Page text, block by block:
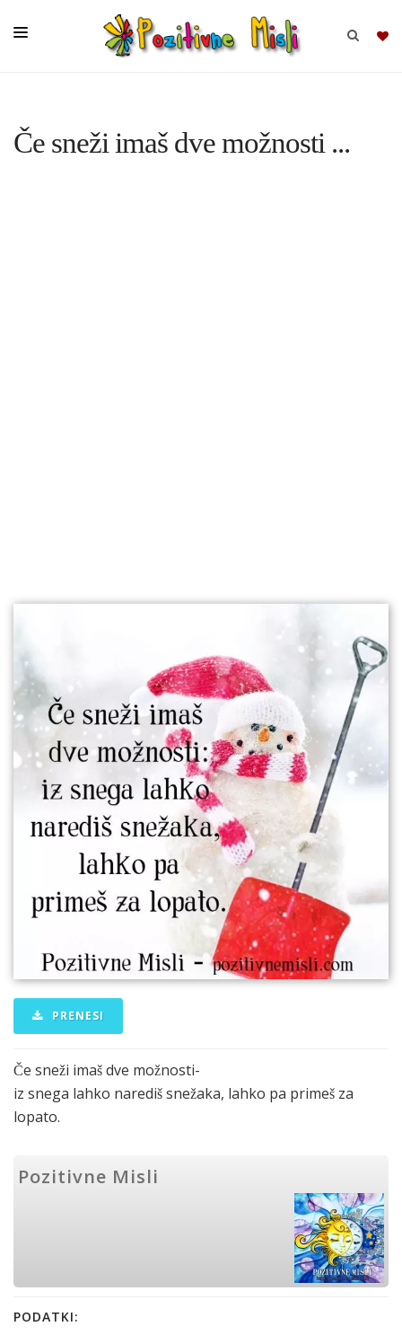
Če sneži imaš dve možnosti ...
PRENESI
Če sneži imaš dve možnosti-
iz snega lahko narediš snežaka, lahko pa primeš za
lopato.
Pozitivne Misli
PODATKI: